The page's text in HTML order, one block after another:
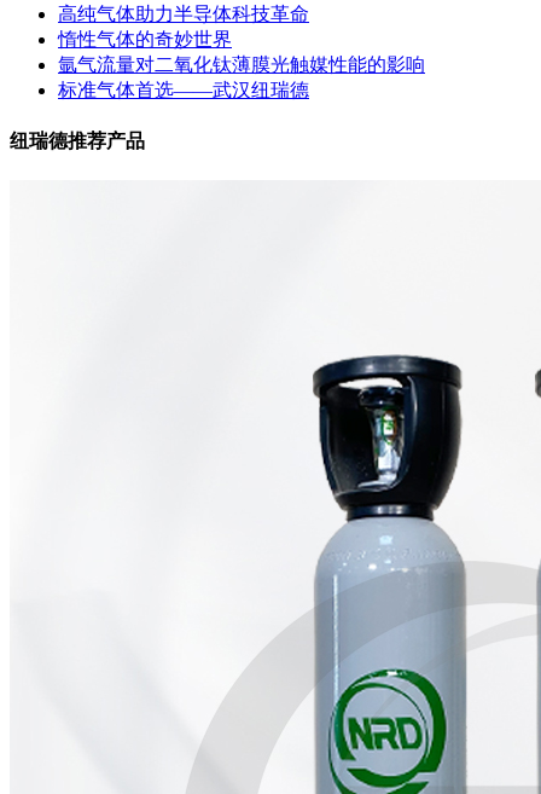
高纯气体助力半导体科技革命
惰性气体的奇妙世界
氩气流量对二氧化钛薄膜光触媒性能的影响
标准气体首选——武汉纽瑞德
纽瑞德推荐产品